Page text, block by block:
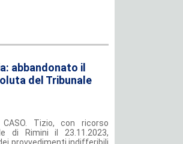
abbandonato il
del Tribunale
Tizio, con ricorso
di Rimini il 23.11.2023,